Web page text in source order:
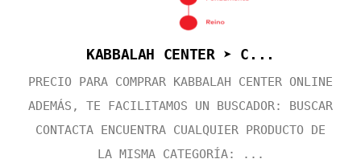
KABBALAH CENTER ➤ C...
PRECIO PARA COMPRAR KABBALAH CENTER ONLINE
ADEMÁS, TE FACILITAMOS UN BUSCADOR: BUSCAR
CONTACTA ENCUENTRA CUALQUIER PRODUCTO DE
LA MISMA CATEGORÍA: ...